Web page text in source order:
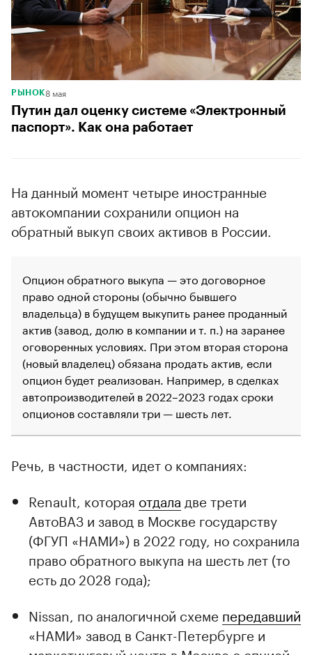
РЫНОК8 мая
Путин дал оценку системе «Электронный
паспорт». Как она работает
На данный момент четыре иностранные
автокомпании сохранили опцион на
обратный выкуп своих активов в России.
Опцион обратного выкупа — это договорное
право одной стороны (обычно бывшего
владельца) в будущем выкупить ранее проданный
актив (завод, долю в компании и т. п.) на заранее
оговоренных условиях. При этом вторая сторона
(новый владелец) обязана продать актив, если
опцион будет реализован. Например, в сделках
автопроизводителей в 2022–2023 годах сроки
опционов составляли три — шесть лет.
Речь, в частности, идет о компаниях:
Renault, которая отдала две трети
АвтоВАЗ и завод в Москве государству
(ФГУП «НАМИ») в 2022 году, но сохранила
право обратного выкупа на шесть лет (то
есть до 2028 года);
Nissan, по аналогичной схеме передавший
«НАМИ» завод в Санкт-Петербурге и